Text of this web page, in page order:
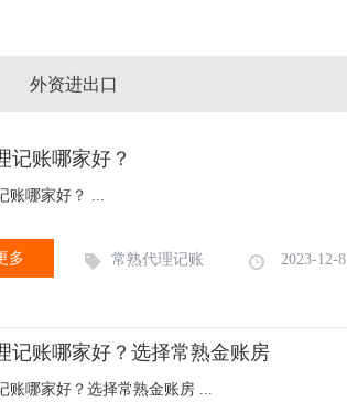
外资进出口
记账哪家好？
账哪家好？ ...
多 常熟代理记账 2023-12-8
记账哪家好？选择常熟金账房
账哪家好？选择常熟金账房 ...